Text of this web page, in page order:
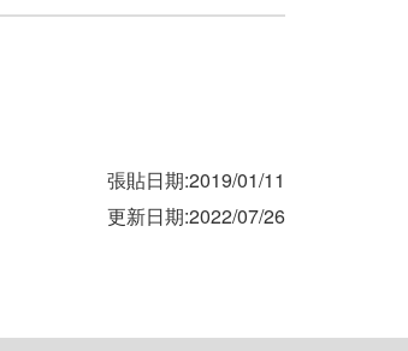
張貼日期:2019/01/11
更新日期:2022/07/26